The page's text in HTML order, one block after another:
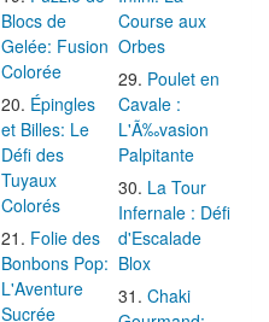
Blocs de
Gelée: Fusion
Colorée
Épingles
et Billes: Le
Défi des
Tuyaux
Colorés
Folie des
Bonbons Pop:
L'Aventure
Sucrée
Course aux
Orbes
Poulet en
Cavale :
L'Ã‰vasion
Palpitante
La Tour
Infernale : Défi
d'Escalade
Blox
Chaki